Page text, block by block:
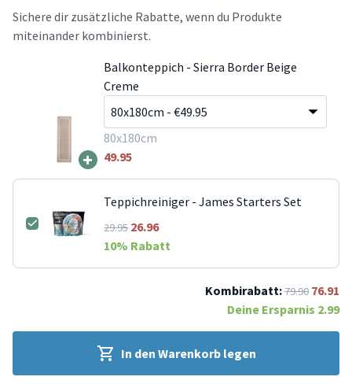
Sichere dir zusätzliche Rabatte, wenn du Produkte
miteinander kombinierst.
+
Balkonteppich - Sierra Border Beige
Creme
80x180cm
49.95
Teppichreiniger - James Starters Set
29.9526.96
10% Rabatt
Kombirabatt:79.90 76.91
Deine Ersparnis 2.99
In den Warenkorb legen